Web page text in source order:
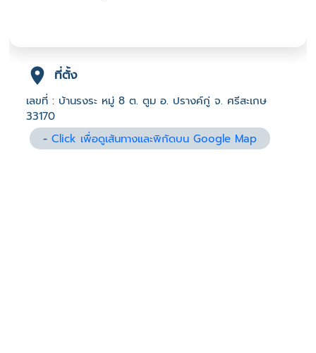
ที่ตั้ง
เลขที่ : บ้านรงระ หมู่ 8 ต. ตูม อ. ปรางค์กู่ จ. ศรีสะเกษ
33170
-Click เพื่อดูเส้นทางและพิกัดบน Google Map